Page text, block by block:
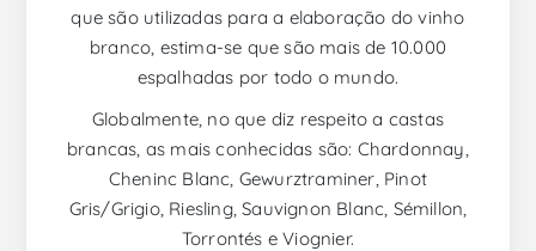
que são utilizadas para a elaboração do vinho
branco, estima-se que são mais de 10.000
espalhadas por todo o mundo.
Globalmente, no que diz respeito a castas
brancas, as mais conhecidas são: Chardonnay,
Cheninc Blanc, Gewurztraminer, Pinot
Gris/Grigio, Riesling, Sauvignon Blanc, Sémillon,
Torrontés e Viognier.